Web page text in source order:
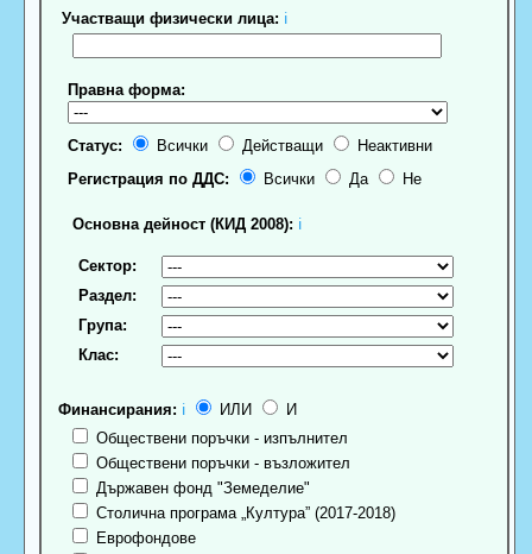
Участващи физически лица: ℹ
Правна форма:
Статус: Всички Действащи
Неактивни
Регистрация по ДДС:
Всички Да Не
Основна дейност (КИД 2008): ℹ
Сектор:
Раздел:
Група:
Клас:
Финансирания: ℹ ИЛИ
И
Обществени поръчки - изпълнител
Обществени поръчки - възложител
Държавен фонд "Земеделие"
Столична програма „Култура” (2017-2018)
Еврофондове